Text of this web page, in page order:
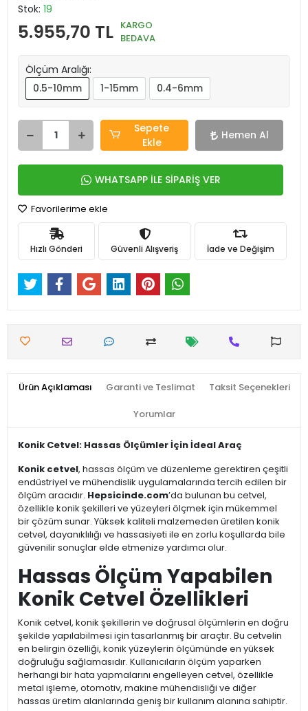
Stok: 19
5.955,70 TL KARGO
BEDAVA
Ölçüm Aralığı:
0.5-10mm
1-15mm 0.4-6mm
Sepete
Ekle
Hemen Al
WHATSAPP İLE SİPARİŞ VER
Favorilerime ekle
Hızlı Gönderi Güvenli Alışveriş İade ve Değişim
Ürün Açıklaması Garanti ve Teslimat Taksit Seçenekleri
Yorumlar
Konik Cetvel: Hassas Ölçümler İçin İdeal Araç
Konik cetvel, hassas ölçüm ve düzenleme gerektiren çeşitli
endüstriyel ve mühendislik uygulamalarında tercih edilen bir
ölçüm aracıdır. Hepsicinde.com’da bulunan bu cetvel,
özellikle konik şekilleri ve yüzeyleri ölçmek için mükemmel
bir çözüm sunar. Yüksek kaliteli malzemeden üretilen konik
cetvel, dayanıklılığı ve hassasiyeti ile en zorlu koşullarda bile
güvenilir sonuçlar elde etmenize yardımcı olur.
Hassas Ölçüm Yapabilen
Konik Cetvel Özellikleri
Konik cetvel, konik şekillerin ve doğrusal ölçümlerin en doğru
şekilde yapılabilmesi için tasarlanmış bir araçtır. Bu cetvelin
en belirgin özelliği, konik yüzeylerin ölçümünde en yüksek
doğruluğu sağlamasıdır. Kullanıcıların ölçüm yaparken
herhangi bir hata yapmalarını engelleyen cetvel, özellikle
metal işleme, otomotiv, makine mühendisliği ve diğer
hassas üretim alanlarında geniş bir kullanım alanına sahiptir.